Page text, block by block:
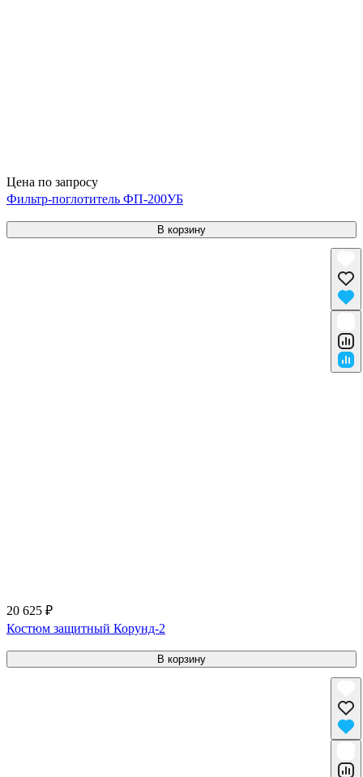
Цена по запросу
Фильтр-поглотитель ФП-200УБ
В корзину
20 625 ₽
Костюм защитный Корунд-2
В корзину